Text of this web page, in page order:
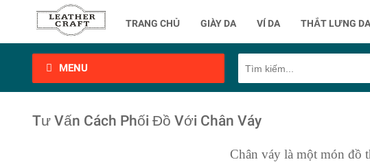
TRANG CHỦ GIÀY DA VÍ DA THẮT LƯNG DA
MENU
Tư Vấn Cách Phối Đồ Với Chân Váy
Chân váy là một món đồ